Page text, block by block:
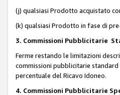
(j) qualsiasi Prodotto acquistato
(k) qualsiasi Prodotto in fase di
3. Commissioni Pubblicitarie
Ferme restando le limitazioni
commissioni pubblicitarie
percentuale del Ricavo Idoneo.
4. Commissioni Pubblicitarie